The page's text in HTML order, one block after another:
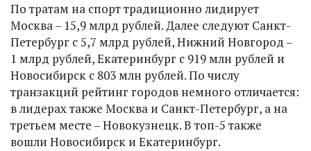
По тратам на спорт традиционно лидирует
Москва – 15,9 млрд рублей. Далее следуют Санкт-
Петербург с 5,7 млрд рублей, Нижний Новгород –
1 млрд рублей, Екатеринбург с 919 млн рублей и
Новосибирск с 803 млн рублей. По числу
транзакций рейтинг городов немного отличается:
в лидерах также Москва и Санкт-Петербург, а на
третьем месте – Новокузнецк. В топ-5 также
вошли Новосибирск и Екатеринбург.